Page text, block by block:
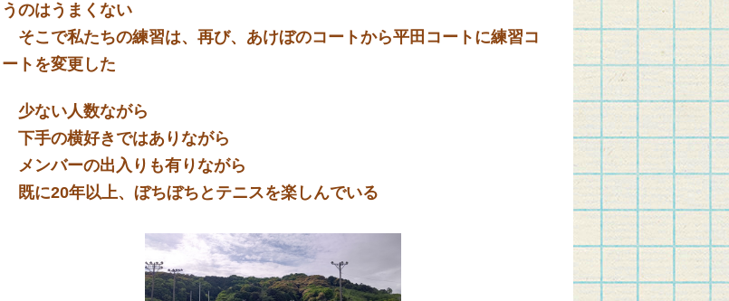
うのはうまくない
そこで私たちの練習は、再び、あけぼのコートから平田コートに練習コ
ートを変更した
少ない人数ながら
下手の横好きではありながら
メンバーの出入りも有りながら
既に20年以上、ぼちぼちとテニスを楽しんでいる